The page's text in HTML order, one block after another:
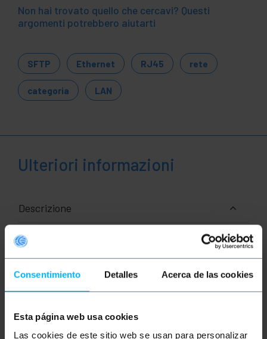
Consentimiento Detalles Acerca de las cookies
Esta página web usa cookies
Las cookies de este sitio web se usan para personalizar
Non hai trovato quello che cercavi? Questi
argomenti potrebbero aiutarti
SFTP Ethernet RJ45 rete
categoria LAN
Ulteriori informazioni
Descrizione
Cavi di rete Ethernet RJ45 di categoria 6a FTP
standardizzata.È montato con una copertura in PVC
domestico che aziendale (uso
dispositivi che dispongono di connessione Ethernet
come laptop, computer, telecamere di sicurezza,
punti di accesso, server, dischi rigidi in formato NAS